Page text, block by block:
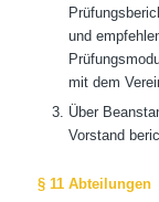
und
mit dem
Über
Vorstand
§ 11 Abteilungen